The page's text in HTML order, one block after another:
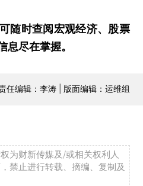
可随时查阅宏观经济、股票
息尽在掌握。
任编辑：李涛 | 版面编辑：运维组
为财新传媒及/或相关权利人
禁止进行转载、摘编、复制及